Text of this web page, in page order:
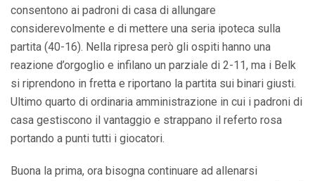
consentono ai padroni di casa di allungare
considerevolmente e di mettere una seria ipoteca sulla
partita (40-16). Nella ripresa però gli ospiti hanno una
reazione d’orgoglio e infilano un parziale di 2-11, ma i Belk
si riprendono in fretta e riportano la partita sui binari giusti.
Ultimo quarto di ordinaria amministrazione in cui i padroni di
casa gestiscono il vantaggio e strappano il referto rosa
portando a punti tutti i giocatori.
Buona la prima, ora bisogna continuare ad allenarsi